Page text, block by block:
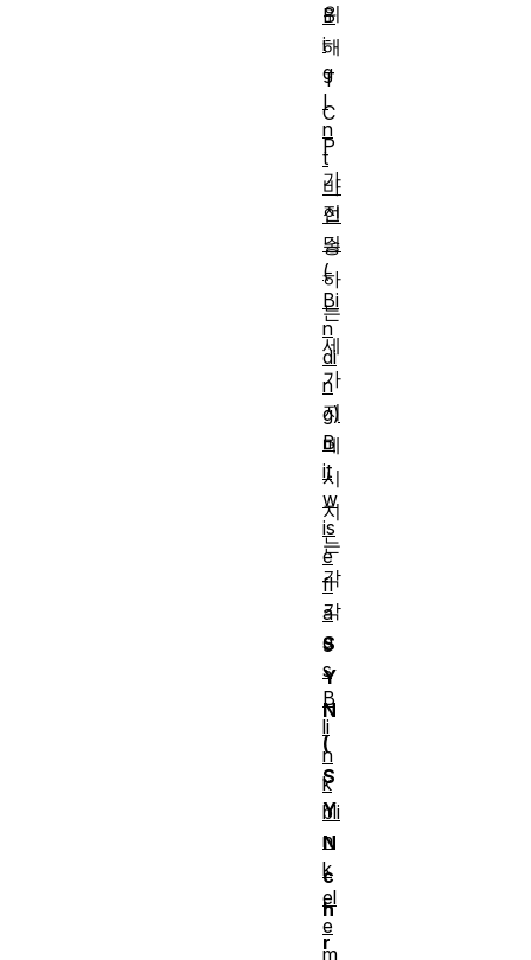
위
해
T
C
P
가
전
송
하
는
세
가
지
메
시
지
는
각
각
S
Y
N
(
S
Y
N
c
h
r
B
i
g
I
n
t
바
인
딩
(
Bi
n
di
n
g)
B
it
w
is
e
fl
a
g
s
B
li
n
k
bli
n
k
el
e
m